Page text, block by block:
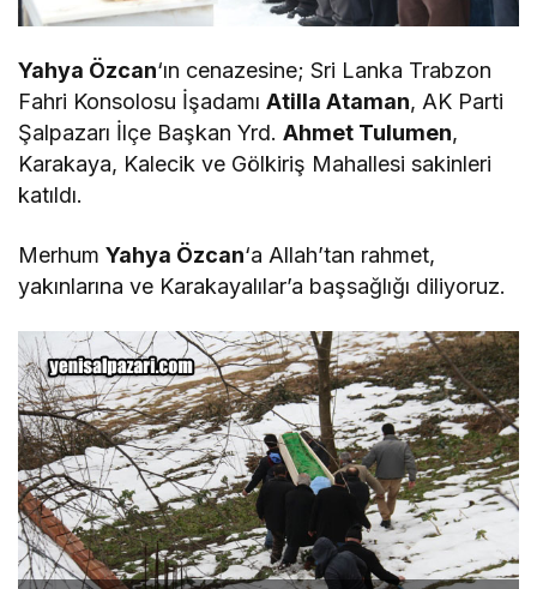
Yahya Özcan‘ın cenazesine; Sri Lanka Trabzon
Fahri Konsolosu İşadamıAtilla Ataman, AK Parti
Şalpazarı İlçe Başkan Yrd.Ahmet Tulumen,
Karakaya, Kalecik ve Gölkiriş Mahallesi sakinleri
katıldı.
MerhumYahya Özcan‘a Allah’tan rahmet,
yakınlarına ve Karakayalılar’a başsağlığı diliyoruz.